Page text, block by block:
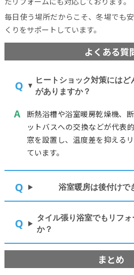
毎日使う場所だからこそ、冬場でも
くりをサポートしています。
よくある質
ヒートショック対策には
がありますか？
断熱浴槽や浴室暖房乾燥機、
ットバスへの交換などが代表
窓を設置し、温度差を抑える
ています。
浴室暖房は後付けで
タイル張り浴室でもリフ
か？
まとめ